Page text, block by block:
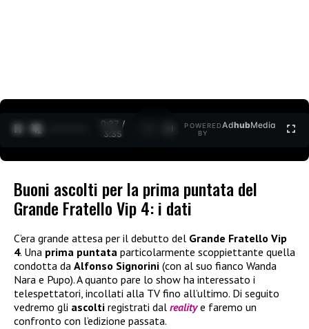
0:27 /
3:35
POWERED
BY
AdhubMedia
Buoni ascolti per la prima puntata del
Grande Fratello Vip 4: i dati
C’era grande attesa per il debutto del Grande Fratello Vip
4. Una prima puntata particolarmente scoppiettante quella
condotta da Alfonso Signorini (con al suo fianco Wanda
Nara e Pupo). A quanto pare lo show ha interessato i
telespettatori, incollati alla TV fino all’ultimo. Di seguito
vedremo gli ascolti registrati dal realitye faremo un
confronto con l’edizione passata.